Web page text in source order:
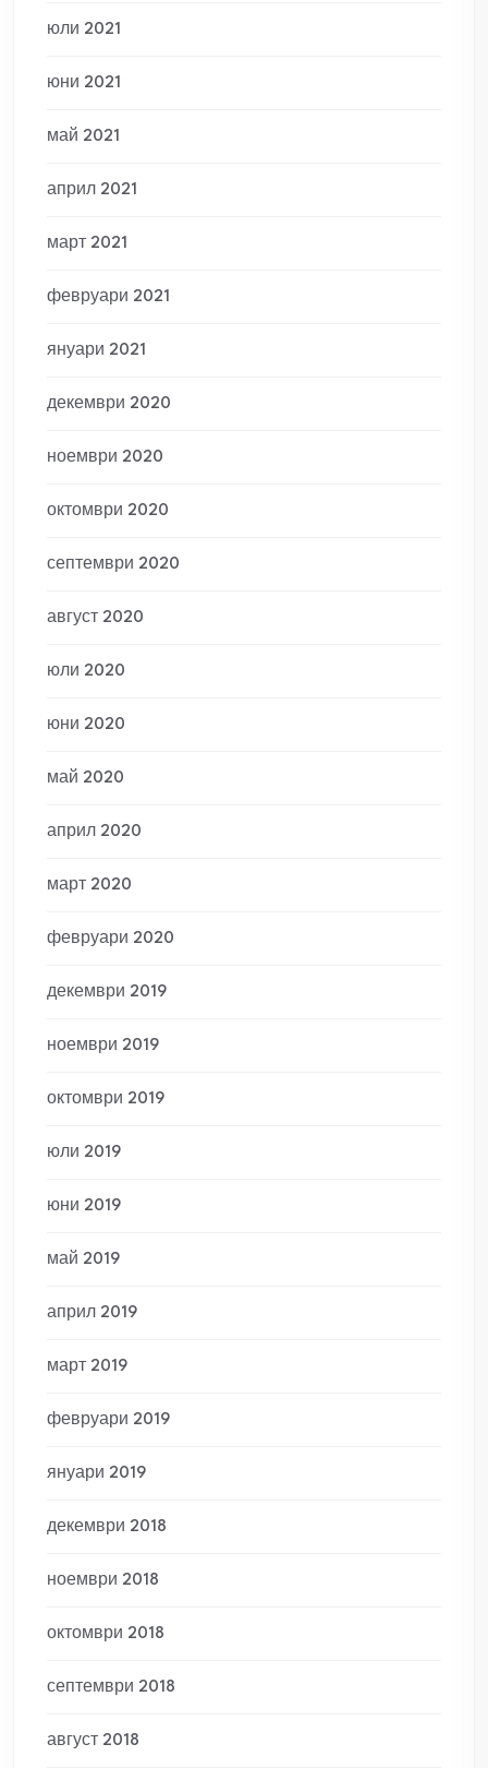
юли 2021
юни 2021
май 2021
април 2021
март 2021
февруари 2021
януари 2021
декември 2020
ноември 2020
октомври 2020
септември 2020
август 2020
юли 2020
юни 2020
май 2020
април 2020
март 2020
февруари 2020
декември 2019
ноември 2019
октомври 2019
юли 2019
юни 2019
май 2019
април 2019
март 2019
февруари 2019
януари 2019
декември 2018
ноември 2018
октомври 2018
септември 2018
август 2018